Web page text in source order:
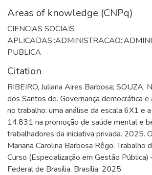
Areas of knowledge (CNPq)
CIENCIAS SOCIAIS
PUBLICA
Citation
RIBEIRO, Juliana Aires Barbosa; SOUZA,
dos Santos de. Governança democrática
no trabalho: uma análise da escala 6X1 e
14.831 na promoção de saúde mental e
trabalhadores da iniciativa privada. 2025.
Mariana Carolina Barbosa Rêgo. Trabalho
Curso (Especialização em Gestão
Federal de Brasília, Brasília, 2025.